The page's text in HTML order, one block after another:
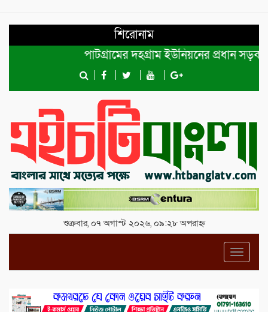
শিরোনাম
পাটগ্রামের দহগ্রাম ইউনিয়নের প্রধান সড়ক
শুক্রবার, ০৭ অগাস্ট ২০২৬, ০৯:২৮ অপরাহ্ন